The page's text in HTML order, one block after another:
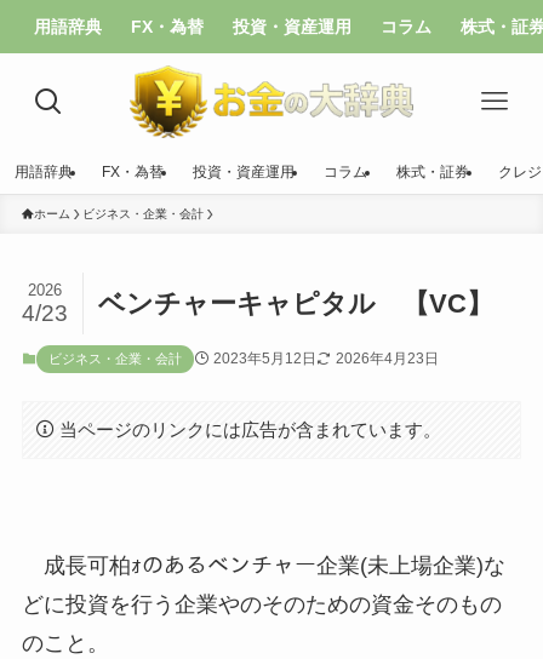
用語辞典 FX・為替 投資・資産運用 コラム 株式・証
用語辞典 FX・為替 投資・資産運用 コラム 株式・証券 クレ
ホーム ビジネス・企業・会計
ベンチャーキャピタル 【VC】
2026
4/23
ビジネス・企業・会計 2023年5月12日 2026年4月23日
当ページのリンクには広告が含まれています。
成長可柏ｫのあるベンチャー企業(未上場企業)な
どに投資を行う企業やのそのための資金そのもの
のこと。